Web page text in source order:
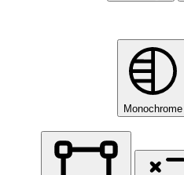
Monochrome